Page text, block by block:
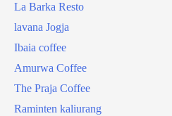
La Barka Resto
lavana Jogja
Ibaia coffee
Amurwa Coffee
The Praja Coffee
Raminten kaliurang